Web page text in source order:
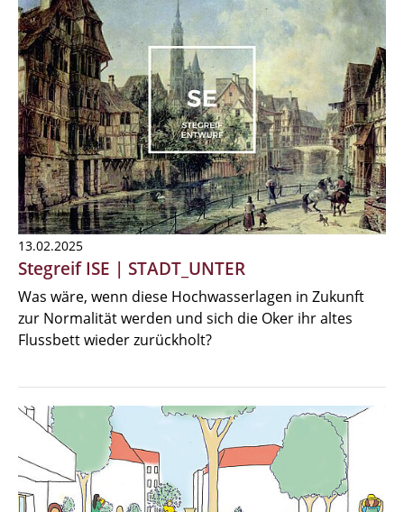
13.02.2025
Stegreif ISE | STADT_UNTER
Was wäre, wenn diese Hochwasserlagen in Zukunft
zur Normalität werden und sich die Oker ihr altes
Flussbett wieder zurückholt?